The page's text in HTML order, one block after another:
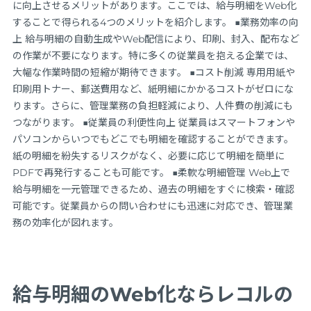
に向上させるメリットがあります。ここでは、給与明細をWeb化
することで得られる4つのメリットを紹介します。 ■業務効率の向
上 給与明細の自動生成やWeb配信により、印刷、封入、配布など
の作業が不要になります。特に多くの従業員を抱える企業では、
大幅な作業時間の短縮が期待できます。 ■コスト削減 専用用紙や
印刷用トナー、郵送費用など、紙明細にかかるコストがゼロにな
ります。さらに、管理業務の負担軽減により、人件費の削減にも
つながります。 ■従業員の利便性向上 従業員はスマートフォンや
パソコンからいつでもどこでも明細を確認することができます。
紙の明細を紛失するリスクがなく、必要に応じて明細を簡単に
PDFで再発行することも可能です。 ■柔軟な明細管理 Web上で
給与明細を一元管理できるため、過去の明細をすぐに検索・確認
可能です。従業員からの問い合わせにも迅速に対応でき、管理業
務の効率化が図れます。
給与明細のWeb化ならレコルの